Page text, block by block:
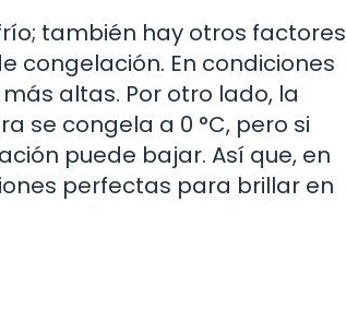
también hay otros factores
congelación. En condiciones
altas. Por otro lado, la
se congela a 0 °C, pero si
puede bajar. Así que, en
perfectas para brillar en